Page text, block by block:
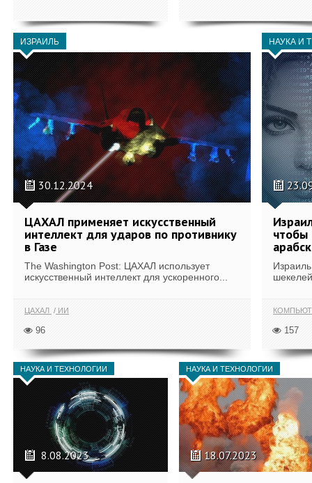
ИЗРАИЛЬ
30.12.2024
ЦАХАЛ применяет искусственный
интеллект для ударов по противнику
в Газе
The Washington Post: ЦАХАЛ использует
искусственный интеллект для ускоренного...
ЦАХАЛ ИИ
96
НАУКА И
чтобы
157
НАУКА И ТЕХНОЛОГИИ
8.08.2023
НАУКА И ТЕХНОЛОГИИ
18.07.2023